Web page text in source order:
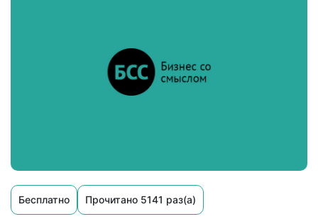
Бесплатно Прочитано 5141 раз(а)